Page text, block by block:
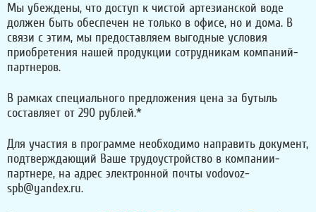
Мы убеждены, что доступ к чистой артезианской воде
должен быть обеспечен не только в офисе, но и дома. В
связи с этим, мы предоставляем выгодные условия
приобретения нашей продукции сотрудникам компаний-
партнеров.
В рамках специального предложения цена за бутыль
составляет от 290 рублей.*
Для участия в программе необходимо направить документ,
подтверждающий Ваше трудоустройство в компании-
партнере, на адрес электронной почты vodovoz-
spb@yandex.ru.